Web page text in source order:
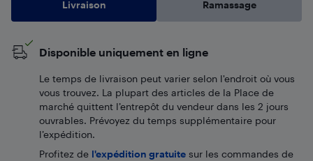
Livraison Ramassage
Disponible uniquement en ligne
Le temps de livraison peut varier selon l'endroit où vous
vous trouvez. La plupart des articles de la Place de
marché quittent l’entrepôt du vendeur dans les 2 jours
ouvrables. Prévoyez du temps supplémentaire pour
l’expédition.
Profitez de l'expédition gratuite sur les commandes de